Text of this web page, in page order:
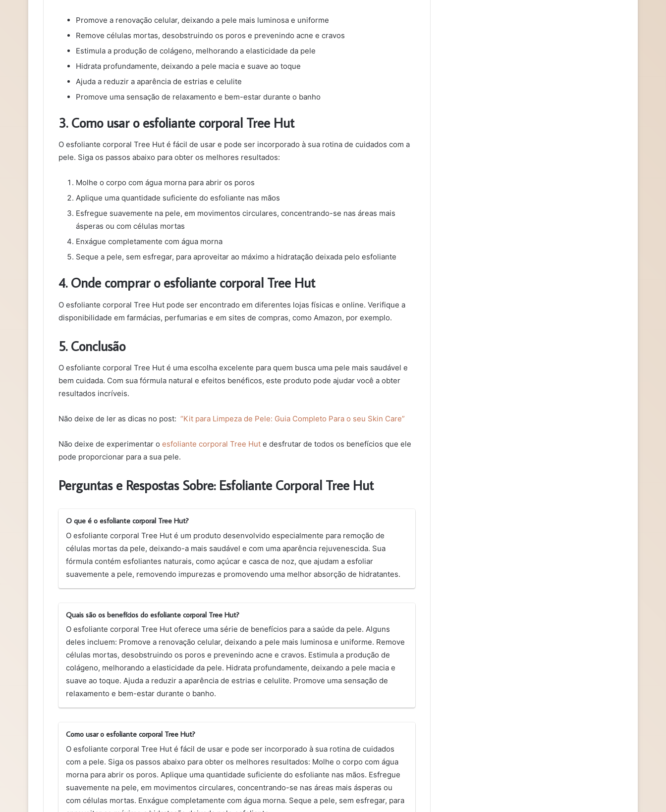
Promove a renovação celular, deixando a pele mais luminosa e uniforme
Remove células mortas, desobstruindo os poros e prevenindo acne e cravos
Estimula a produção de colágeno, melhorando a elasticidade da pele
Hidrata profundamente, deixando a pele macia e suave ao toque
Ajuda a reduzir a aparência de estrias e celulite
Promove uma sensação de relaxamento e bem-estar durante o banho
3. Como usar o esfoliante corporal Tree Hut
O esfoliante corporal Tree Hut é fácil de usar e pode ser incorporado à sua rotina de cuidados com a
pele. Siga os passos abaixo para obter os melhores resultados:
Molhe o corpo com água morna para abrir os poros
Aplique uma quantidade suficiente do esfoliante nas mãos
Esfregue suavemente na pele, em movimentos circulares, concentrando-se nas áreas mais
ásperas ou com células mortas
Enxágue completamente com água morna
Seque a pele, sem esfregar, para aproveitar ao máximo a hidratação deixada pelo esfoliante
4. Onde comprar o esfoliante corporal Tree Hut
O esfoliante corporal Tree Hut pode ser encontrado em diferentes lojas físicas e online. Verifique a
disponibilidade em farmácias, perfumarias e em sites de compras, como Amazon, por exemplo.
5. Conclusão
O esfoliante corporal Tree Hut é uma escolha excelente para quem busca uma pele mais saudável e
bem cuidada. Com sua fórmula natural e efeitos benéficos, este produto pode ajudar você a obter
resultados incríveis.
Não deixe de ler as dicas no post: “Kit para Limpeza de Pele: Guia Completo Para o seu Skin Care”
Não deixe de experimentar o esfoliante corporal Tree Hut e desfrutar de todos os benefícios que ele
pode proporcionar para a sua pele.
Perguntas e Respostas Sobre: Esfoliante Corporal Tree Hut
O que é o esfoliante corporal Tree Hut?
O esfoliante corporal Tree Hut é um produto desenvolvido especialmente para remoção de
células mortas da pele, deixando-a mais saudável e com uma aparência rejuvenescida. Sua
fórmula contém esfoliantes naturais, como açúcar e casca de noz, que ajudam a esfoliar
suavemente a pele, removendo impurezas e promovendo uma melhor absorção de hidratantes.
Quais são os benefícios do esfoliante corporal Tree Hut?
O esfoliante corporal Tree Hut oferece uma série de benefícios para a saúde da pele. Alguns
deles incluem: Promove a renovação celular, deixando a pele mais luminosa e uniforme. Remove
células mortas, desobstruindo os poros e prevenindo acne e cravos. Estimula a produção de
colágeno, melhorando a elasticidade da pele. Hidrata profundamente, deixando a pele macia e
suave ao toque. Ajuda a reduzir a aparência de estrias e celulite. Promove uma sensação de
relaxamento e bem-estar durante o banho.
Como usar o esfoliante corporal Tree Hut?
O esfoliante corporal Tree Hut é fácil de usar e pode ser incorporado à sua rotina de cuidados
com a pele. Siga os passos abaixo para obter os melhores resultados: Molhe o corpo com água
morna para abrir os poros. Aplique uma quantidade suficiente do esfoliante nas mãos. Esfregue
suavemente na pele, em movimentos circulares, concentrando-se nas áreas mais ásperas ou
com células mortas. Enxágue completamente com água morna. Seque a pele, sem esfregar, para